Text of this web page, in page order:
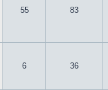
55 83
6 36